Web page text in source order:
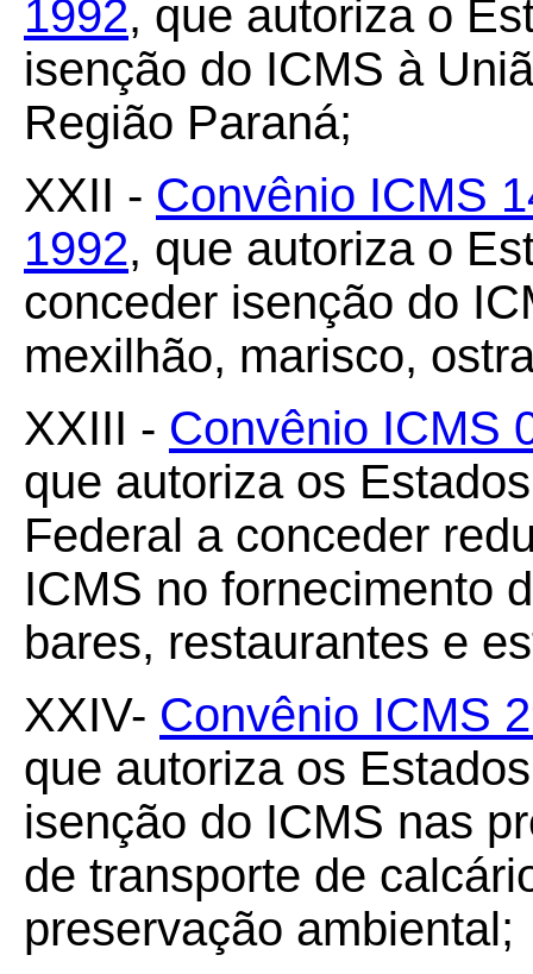
1992, que autoriza o
isenção do ICMS à
Região Paraná;
XXII - Convênio ICMS
1992, que autoriza o
conceder isenção do
mexilhão, marisco,
XXIII - Convênio ICMS
que autoriza os
Federal a conceder
ICMS no fornecimento
bares, restaurantes e
XXIV- Convênio ICMS
que autoriza os
isenção do ICMS nas
de transporte de
preservação ambiental;